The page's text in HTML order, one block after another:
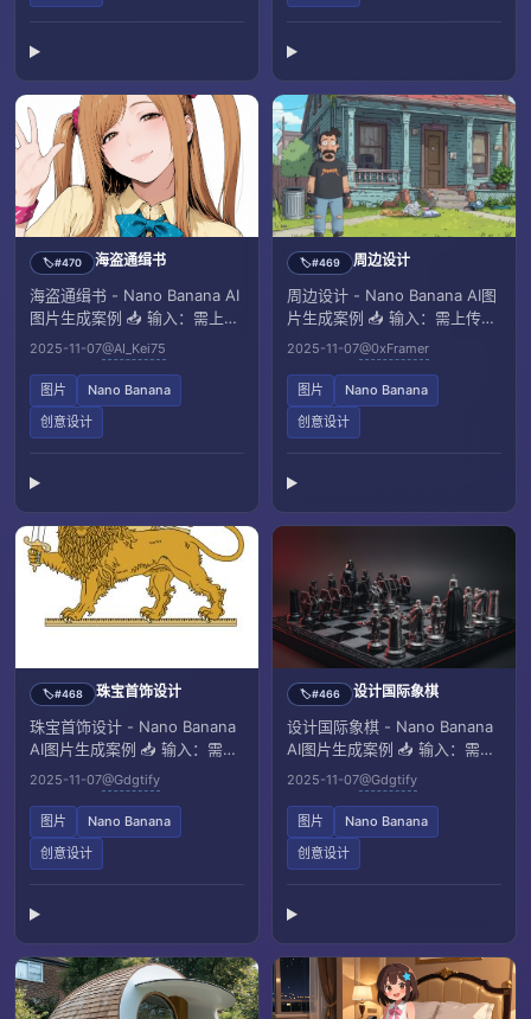
🏷️#470 海盗通缉书
海盗通缉书 - Nano Banana AI
图片生成案例 📥 输入：需上传
一张参考图像
2025-11-07@AI_Kei75
图片
Nano Banana
创意设计
🏷️#469 周边设计
周边设计 - Nano Banana AI图
片生成案例 📥 输入：需上传一
张参考图像
2025-11-07@0xFramer
图片
Nano Banana
创意设计
🏷️#468 珠宝首饰设计
珠宝首饰设计 - Nano Banana
AI图片生成案例 📥 输入：需上
传一张参考图像
2025-11-07@Gdgtify
图片
Nano Banana
创意设计
🏷️#466 设计国际象棋
设计国际象棋 - Nano Banana
AI图片生成案例 📥 输入：需上
传一张参考图像
2025-11-07@Gdgtify
图片
Nano Banana
创意设计